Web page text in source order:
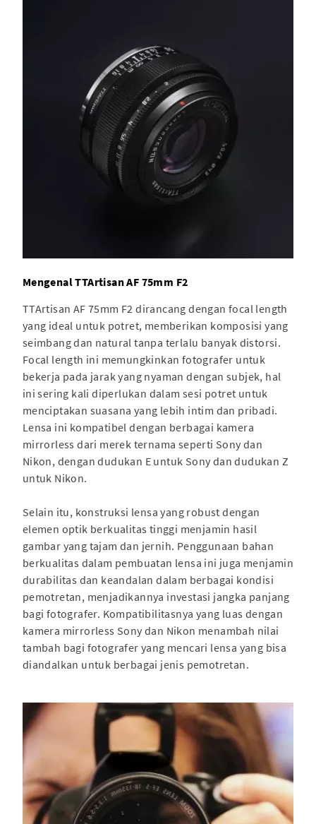
Mengenal TTArtisan AF 75mm F2
TTArtisan AF 75mm F2 dirancang dengan focal length
yang ideal untuk potret, memberikan komposisi yang
seimbang dan natural tanpa terlalu banyak distorsi.
Focal length ini memungkinkan fotografer untuk
bekerja pada jarak yang nyaman dengan subjek, hal
ini sering kali diperlukan dalam sesi potret untuk
menciptakan suasana yang lebih intim dan pribadi.
Lensa ini kompatibel dengan berbagai kamera
mirrorless dari merek ternama seperti Sony dan
Nikon, dengan dudukan E untuk Sony dan dudukan Z
untuk Nikon.
Selain itu, konstruksi lensa yang robust dengan
elemen optik berkualitas tinggi menjamin hasil
gambar yang tajam dan jernih. Penggunaan bahan
berkualitas dalam pembuatan lensa ini juga menjamin
durabilitas dan keandalan dalam berbagai kondisi
pemotretan, menjadikannya investasi jangka panjang
bagi fotografer. Kompatibilitasnya yang luas dengan
kamera mirrorless Sony dan Nikon menambah nilai
tambah bagi fotografer yang mencari lensa yang bisa
diandalkan untuk berbagai jenis pemotretan.